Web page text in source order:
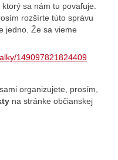
sa nám tu povaľuje.
rozšírte túto správu
jedno. Že sa vieme
149097821824409
organizujete, prosím,
na stránke občianskej